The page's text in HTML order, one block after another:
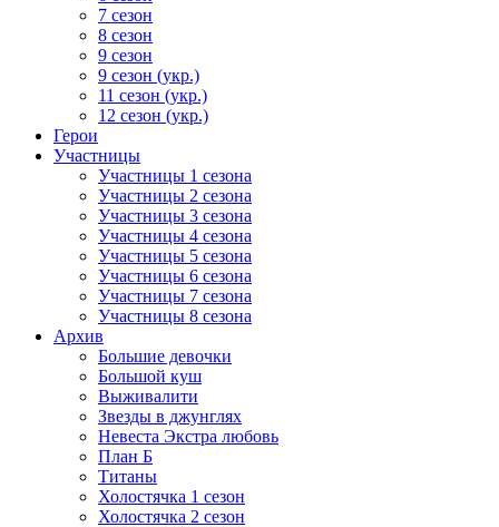
7 сезон
8 сезон
9 сезон
9 сезон (укр.)
11 сезон (укр.)
12 сезон (укр.)
Герои
Участницы
Участницы 1 сезона
Участницы 2 сезона
Участницы 3 сезона
Участницы 4 сезона
Участницы 5 сезона
Участницы 6 сезона
Участницы 7 сезона
Участницы 8 сезона
Архив
Большие девочки
Большой куш
Выживалити
Звезды в джунглях
Невеста Экстра любовь
План Б
Титаны
Холостячка 1 сезон
Холостячка 2 сезон